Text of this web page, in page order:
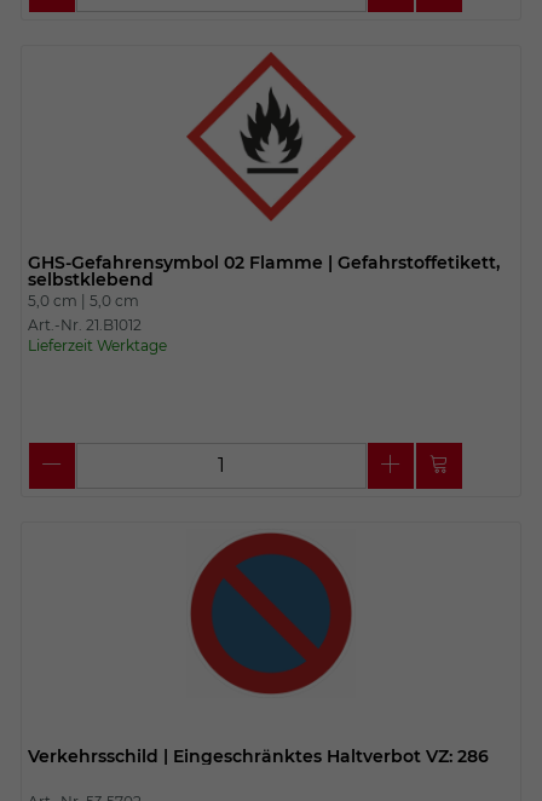
GHS-Gefahrensymbol 02 Flamme | Gefahrstoffetikett,
selbstklebend
5,0 cm | 5,0 cm
Art.-Nr. 21.B1012
Lieferzeit Werktage
Verkehrsschild | Eingeschränktes Haltverbot VZ: 286